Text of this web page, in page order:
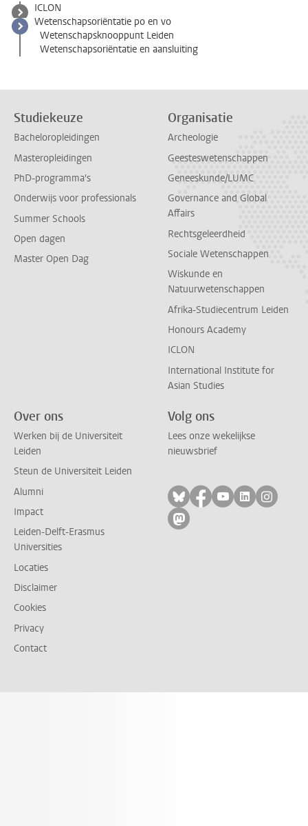
ICLON
Wetenschapsoriëntatie po en vo
Wetenschapsknooppunt Leiden
Wetenschapsoriëntatie en aansluiting
Studiekeuze
Bacheloropleidingen
Masteropleidingen
PhD-programma's
Onderwijs voor professionals
Summer Schools
Open dagen
Master Open Dag
Organisatie
Archeologie
Geesteswetenschappen
Geneeskunde/LUMC
Governance and Global
Affairs
Rechtsgeleerdheid
Sociale Wetenschappen
Wiskunde en
Natuurwetenschappen
Afrika-Studiecentrum Leiden
Honours Academy
ICLON
International Institute for
Asian Studies
Over ons
Werken bij de Universiteit
Leiden
Steun de Universiteit Leiden
Alumni
Impact
Leiden-Delft-Erasmus
Universities
Locaties
Disclaimer
Cookies
Privacy
Contact
Volg ons
Lees onze wekelijkse
nieuwsbrief
Volg ons op bluesky
Volg ons op
Volg ons op
Volg ons
Volg
Volg ons op mastodon